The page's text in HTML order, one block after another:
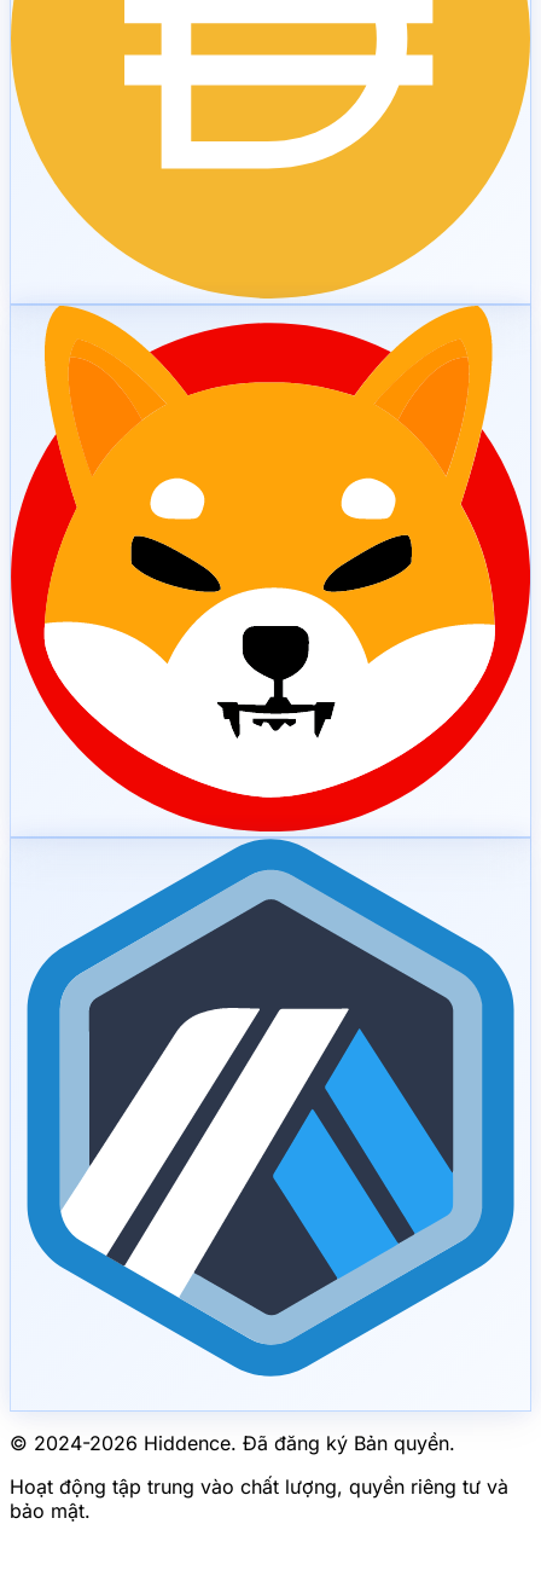
© 2024-2026 Hiddence. Đã đăng ký Bản quyền.
Hoạt động tập trung vào chất lượng, quyền riêng tư và
bảo mật.